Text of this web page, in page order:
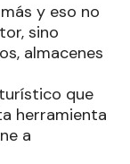
y eso no
sino
almacenes
que
herramienta
a